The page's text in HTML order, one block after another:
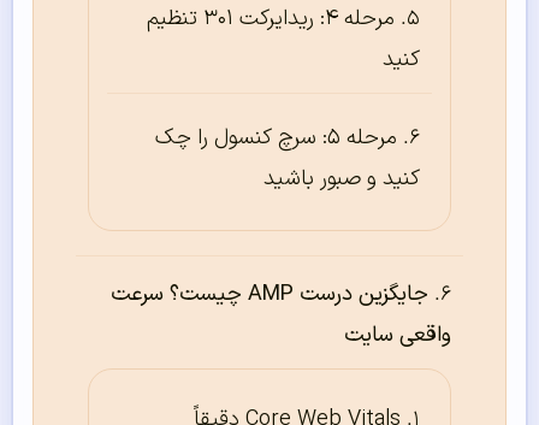
مرحله ۴: ریدایرکت ۳۰۱ تنظیم
کنید
مرحله ۵: سرچ کنسول را چک
کنید و صبور باشید
جایگزین درست AMP چیست؟ سرعت
واقعی سایت